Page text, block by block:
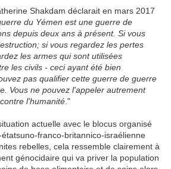
Shakdam déclarait en mars 2017
du Yémen est une guerre de
depuis deux ans à présent. Si vous
si vous regardez les pertes
les armes qui sont utilisées
les civils - ceci ayant été bien
pas qualifier cette guerre de guerre
Vous ne pouvez l'appeler autrement
l'humanité ."
actuelle avec le blocus organisé
franco-britannico-israélienne
rebelles, cela ressemble clairement à
génocidaire qui va priver la population